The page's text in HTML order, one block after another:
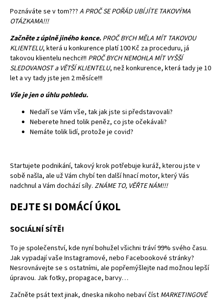
Poznáváte se v tom??? A PROČ SE POŘÁD UBÍJÍTE TAKOVÝMA
OTÁZKAMA!!!
Začněte z úplně jiného konce. PROČ BYCH MĚLA MÍT TAKOVOU
KLIENTELU, která u konkurence platí 100 Kč za proceduru, já
takovou klientelu nechci!!! PROČ BYCH NEMOHLA MÍT VYŠŠÍ
SLEDOVANOST a VĚTŠÍ KLIENTELU, než konkurence, která tady je 10
let a vy tady jste jen 2 měsíce!!!
Vše je jen o úhlu pohledu.
Nedaří se Vám vše, tak jak jste si představovali?
Neberete hned tolik peněz, co jste očekávali?
Nemáte tolik lidí, protože je covid?
Startujete podnikání, takový krok potřebuje kuráž, kterou jste v
sobě našla, ale už Vám chybí ten další hnací motor, který Vás
nadchnul a Vám dochází síly. ZNÁME TO, VĚŘTE NÁM!!!
DEJTE SI DOMÁCÍ ÚKOL
SOCIÁLNÍ SÍTĚ!
To je společenství, kde nyní bohužel všichni tráví 99% svého času.
Jak vypadají vaše Instagramové, nebo Facebookové stránky?
Nesrovnávejte se s ostatními, ale popřemýšlejte nad možnou lepší
úpravou. Jak fotky, propagace, barvy…
Začněte psát text jinak, dneska nikoho nebaví číst MARKETINGOVÉ